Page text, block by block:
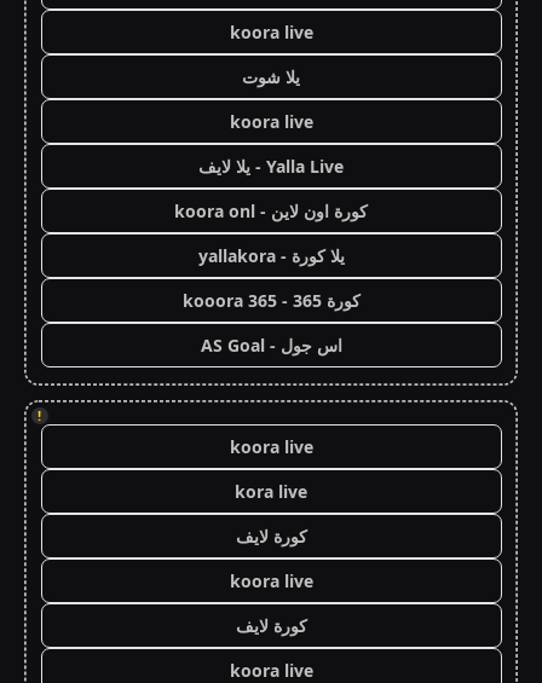
koora live
يلا شوت
koora live
Yalla Live - يلا لايف
كورة اون لاين - koora onl
يلا كورة - yallakora
كورة 365 - kooora 365
اس جول - AS Goal
!
koora live
kora live
كورة لايف
koora live
كورة لايف
koora live